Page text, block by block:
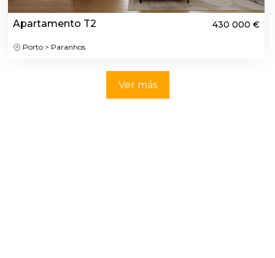
Apartamento T2 430 000 €
Porto > Paranhos
Ver más